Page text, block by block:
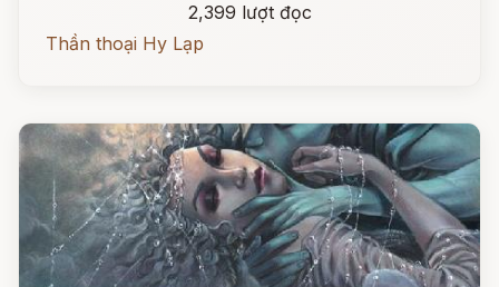
2,399 lượt đọc
Thần thoại Hy Lạp